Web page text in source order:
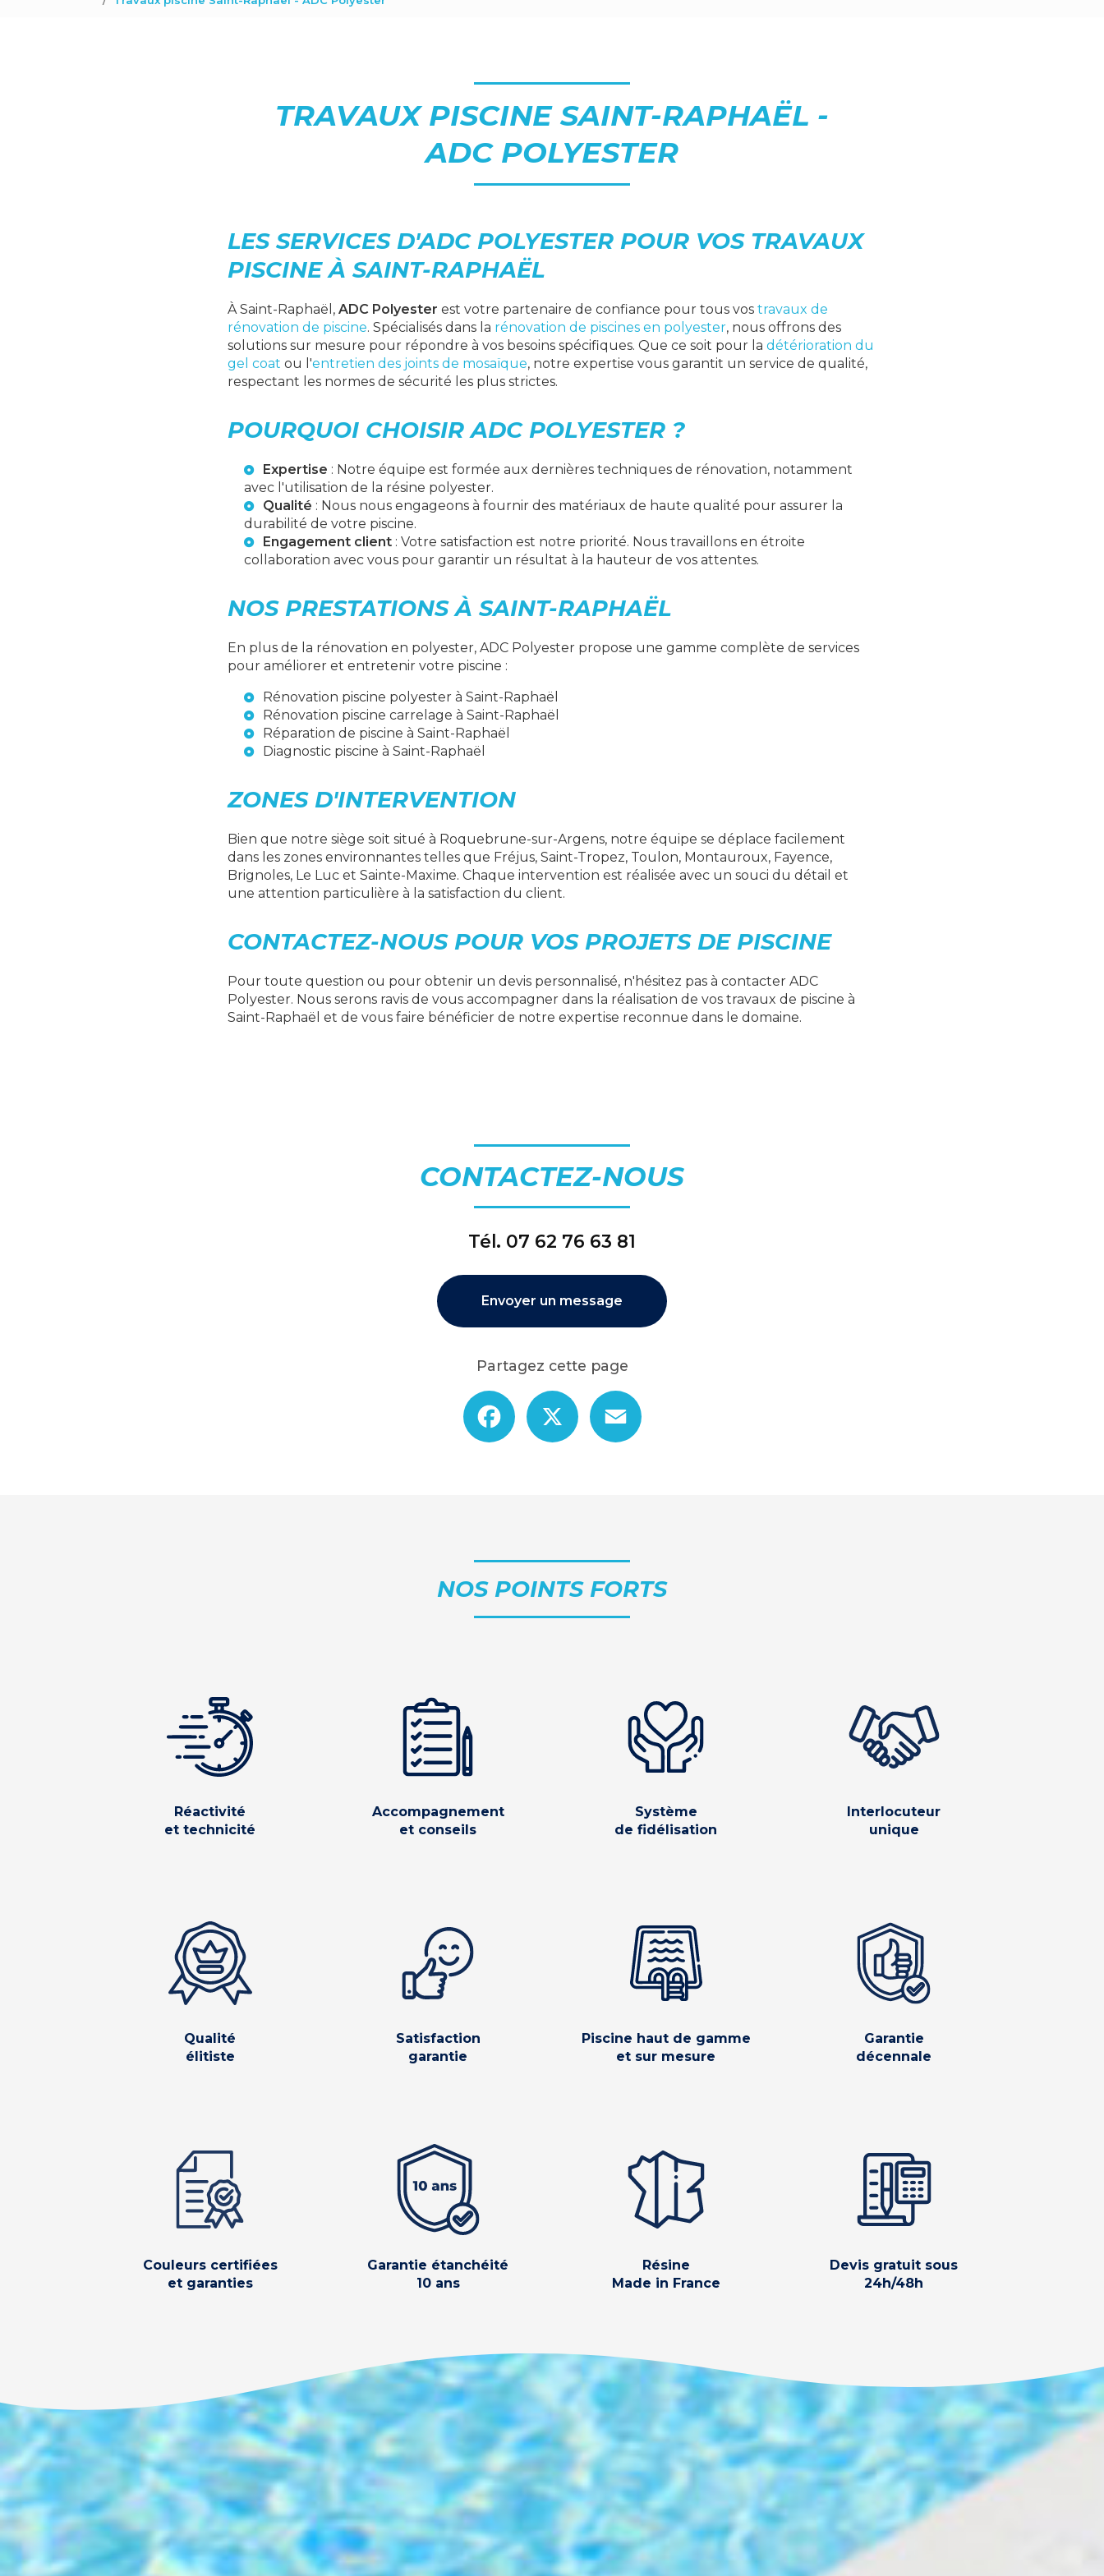
TRAVAUX PISCINE SAINT-RAPHAËL -
ADC POLYESTER
LES SERVICES D'ADC POLYESTER POUR VOS TRAVAUX
PISCINE À SAINT-RAPHAËL
À Saint-Raphaël, ADC Polyester est votre partenaire de confiance pour tous vos travaux de
rénovation de piscine. Spécialisés dans la rénovation de piscines en polyester, nous offrons des
solutions sur mesure pour répondre à vos besoins spécifiques. Que ce soit pour la détérioration du
gel coat ou l'entretien des joints de mosaïque, notre expertise vous garantit un service de qualité,
respectant les normes de sécurité les plus strictes.
POURQUOI CHOISIR ADC POLYESTER ?
Expertise : Notre équipe est formée aux dernières techniques de rénovation, notamment
avec l'utilisation de la résine polyester.
Qualité : Nous nous engageons à fournir des matériaux de haute qualité pour assurer la
durabilité de votre piscine.
Engagement client : Votre satisfaction est notre priorité. Nous travaillons en étroite
collaboration avec vous pour garantir un résultat à la hauteur de vos attentes.
NOS PRESTATIONS À SAINT-RAPHAËL
En plus de la rénovation en polyester, ADC Polyester propose une gamme complète de services
pour améliorer et entretenir votre piscine :
Rénovation piscine polyester à Saint-Raphaël
Rénovation piscine carrelage à Saint-Raphaël
Réparation de piscine à Saint-Raphaël
Diagnostic piscine à Saint-Raphaël
ZONES D'INTERVENTION
Bien que notre siège soit situé à Roquebrune-sur-Argens, notre équipe se déplace facilement
dans les zones environnantes telles que Fréjus, Saint-Tropez, Toulon, Montauroux, Fayence,
Brignoles, Le Luc et Sainte-Maxime. Chaque intervention est réalisée avec un souci du détail et
une attention particulière à la satisfaction du client.
CONTACTEZ-NOUS POUR VOS PROJETS DE PISCINE
Pour toute question ou pour obtenir un devis personnalisé, n'hésitez pas à contacter ADC
Polyester. Nous serons ravis de vous accompagner dans la réalisation de vos travaux de piscine à
Saint-Raphaël et de vous faire bénéficier de notre expertise reconnue dans le domaine.
CONTACTEZ-NOUS
Tél. 07 62 76 63 81
Envoyer un message
Partagez cette page
Facebook
NOS POINTS FORTS
Réactivité
et technicité
Accompagnement
et conseils
Système
de fidélisation
Interlocuteur
unique
Qualité
élitiste
Satisfaction
garantie
Piscine haut de gamme
et sur mesure
Garantie
décennale
Couleurs certifiées
et garanties
Garantie étanchéité
10 ans
Résine
Made in France
Devis gratuit sous
24h/48h